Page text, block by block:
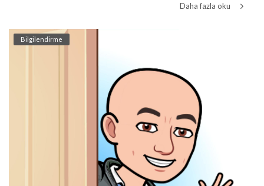
Daha fazla oku
Bilgilendirme